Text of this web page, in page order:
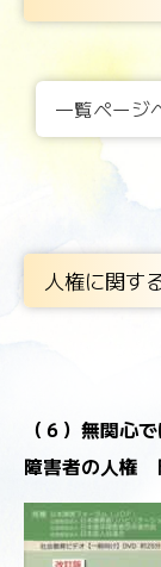
一覧ページ
人権に関す
（６）無関心
障害者の人権